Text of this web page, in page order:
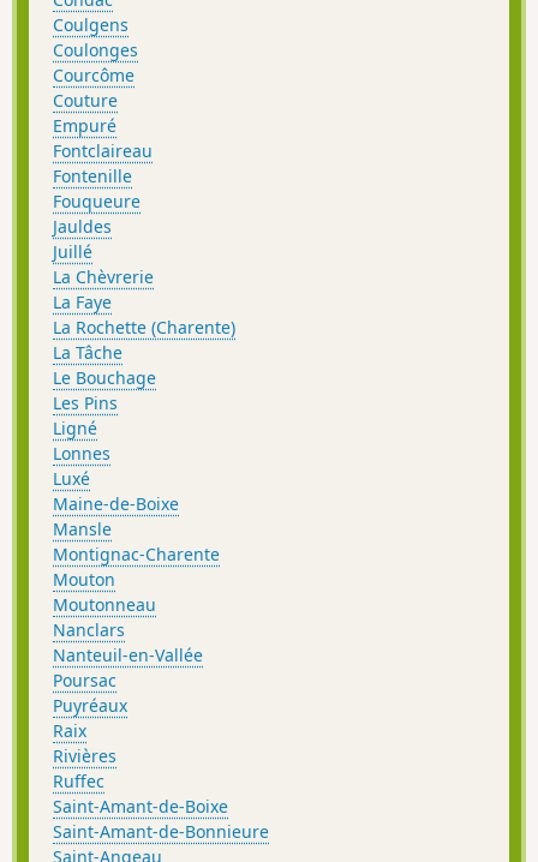
Coulgens
Coulonges
Courcôme
Couture
Empuré
Fontclaireau
Fontenille
Fouqueure
Jauldes
Juillé
La Chèvrerie
La Faye
La Rochette (Charente)
La Tâche
Le Bouchage
Les Pins
Ligné
Lonnes
Luxé
Maine-de-Boixe
Mansle
Montignac-Charente
Mouton
Moutonneau
Nanclars
Nanteuil-en-Vallée
Poursac
Puyréaux
Raix
Rivières
Ruffec
Saint-Amant-de-Boixe
Saint-Amant-de-Bonnieure
Saint-Angeau